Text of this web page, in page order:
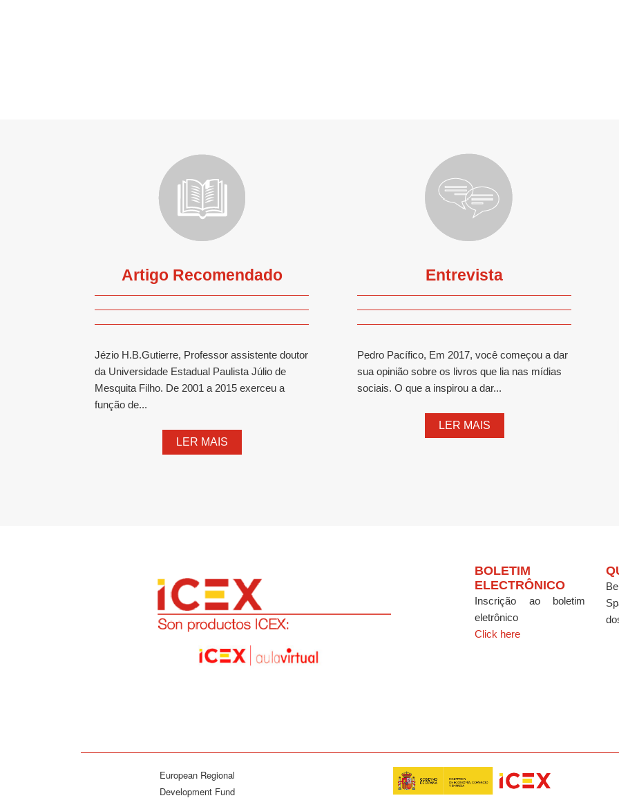
Artigo Recomendado
Jézio H.B.Gutierre, Professor assistente doutor
da Universidade Estadual Paulista Júlio de
Mesquita Filho. De 2001 a 2015 exerceu a
função de...
LER MAIS
Entrevista
Pedro Pacífico, Em 2017, você começou a dar
sua opinião sobre os livros que lia nas mídias
sociais. O que a inspirou a dar...
LER MAIS
BOLETIM
ELECTRÔNICO
Inscrição ao boletim
eletrônico
Click here
European Regional
Development Fund